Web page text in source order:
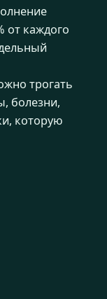
от каждого
трогать
болезни,
которую